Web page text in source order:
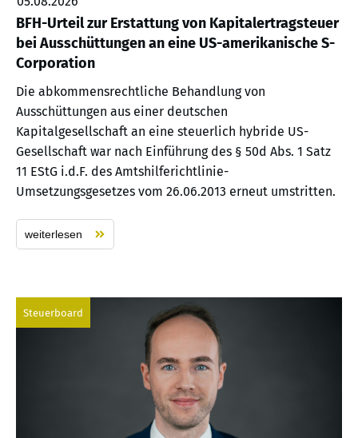
BFH-Urteil zur Erstattung von Kapitalertragsteuer
bei Ausschüttungen an eine US-amerikanische S-
Corporation
Die abkommensrechtliche Behandlung von
Ausschüttungen aus einer deutschen
Kapitalgesellschaft an eine steuerlich hybride US-
Gesellschaft war nach Einführung des § 50d Abs. 1 Satz
11 EStG i.d.F. des Amtshilferichtlinie-
Umsetzungsgesetzes vom 26.06.2013 erneut umstritten.
weiterlesen
Steuerboard